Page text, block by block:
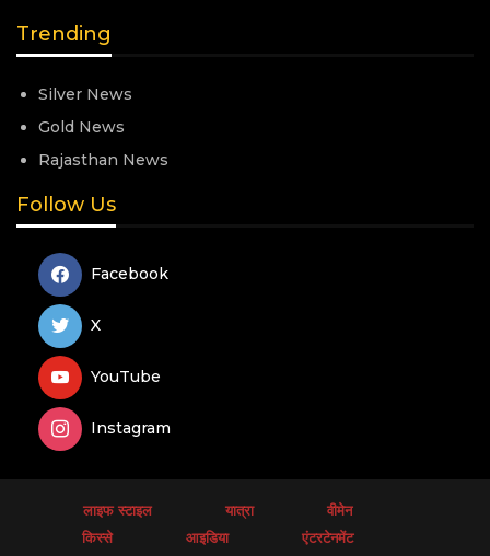
Trending
Silver News
Gold News
Rajasthan News
Follow Us
Facebook
X
YouTube
Instagram
लाइफ स्टाइल यात्रा
वीमेन
किस्से
आइडिया एंटरटेनमेंट